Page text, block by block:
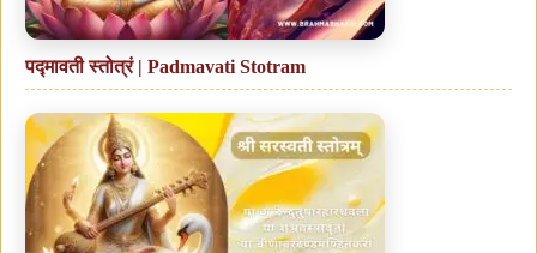
पद्मावती स्तोत्रं | Padmavati Stotram